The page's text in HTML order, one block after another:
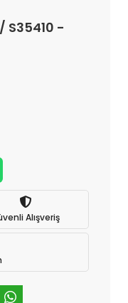
S35410 -
Alışveriş